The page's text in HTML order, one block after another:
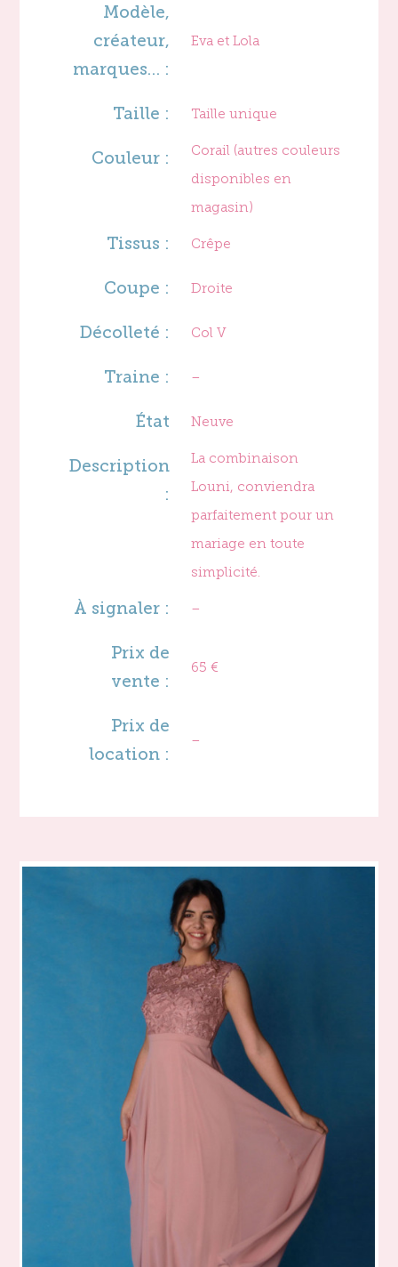
Modèle,
créateur,
marques… :
Eva et Lola
Taille : Taille unique
Couleur :
Corail (autres couleurs
disponibles en
magasin)
Tissus : Crêpe
Coupe : Droite
Décolleté : Col V
Traine : –
État Neuve
Description
:
La combinaison
Louni, conviendra
parfaitement pour un
mariage en toute
simplicité.
À signaler : –
Prix de
vente :
65 €
Prix de
location :
–